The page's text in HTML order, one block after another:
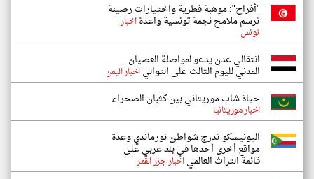
"أفراح": موهبة فطرية واختيارات رصينة
ترسم ملامح نجمة تونسية واعدةاخبار
تونس
انتقالي عدن يدعو لمواصلة العصيان
المدني لليوم الثالث على التوالياخبار اليمن
حياة شاب موريتاني بين كثبان الصحراء
اخبار موريتانيا
اليونيسكو تدرج شواطئ نورماندي وعدة
مواقع أخرى أحدها في بلد عربي على
قائمة التراث العالمياخبار جزر القمر